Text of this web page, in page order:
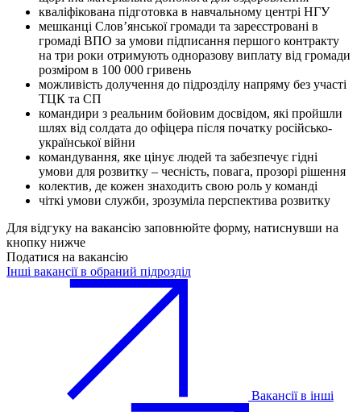
кваліфікована підготовка в навчальному центрі НГУ
мешканці Словʼянської громади та зареєстровані в
громаді ВПО за умови підписання першого контракту
на три роки отримують одноразову виплату від громади
розміром в 100 000 гривень
можливість долучення до підрозділу напряму без участі
ТЦК та СП
командири з реальним бойовим досвідом, які пройшли
шлях від солдата до офіцера після початку російсько-
української війни
командування, яке цінує людей та забезпечує гідні
умови для розвитку – чесність, повага, прозорі рішення
колектив, де кожен знаходить свою роль у команді
чіткі умови служби, зрозуміла перспектива розвитку
Для відгуку на вакансію заповнюйте форму, натиснувши на
кнопку нижче
Податися на вакансію
Інші вакансії в обраний підрозділ
Вакансії в інші